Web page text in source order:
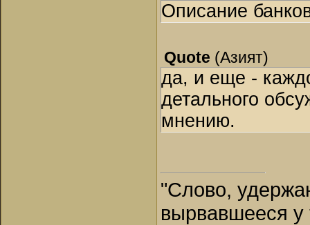
Описание
Quote (Азият)
да, и еще -
детального
мнению.
"Слово,
вырвавшееся у